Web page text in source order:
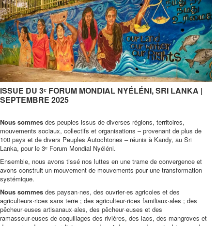
ISSUE DU 3ᵉ FORUM MONDIAL NYÉLÉNI, SRI LANKA |
SEPTEMBRE 2025
Nous sommes des peuples issus de diverses régions, territoires,
mouvements sociaux, collectifs et organisations – provenant de plus de
100 pays et de divers Peuples Autochtones – réunis à Kandy, au Sri
Lanka, pour le 3ᵉ Forum Mondial Nyéléni.
Ensemble, nous avons tissé nos luttes en une trame de convergence et
avons construit un mouvement de mouvements pour une transformation
systémique.
Nous sommes des paysan·nes, des ouvrier·es agricoles et des
agriculteurs·rices sans terre ; des agriculteur·rices familiaux·ales ; des
pêcheur·euses artisanaux·ales, des pêcheur·euses et des
ramasseur·euses de coquillages des rivières, des lacs, des mangroves et